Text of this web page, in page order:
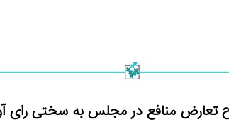
تعارض منافع در مجلس به سختی رای